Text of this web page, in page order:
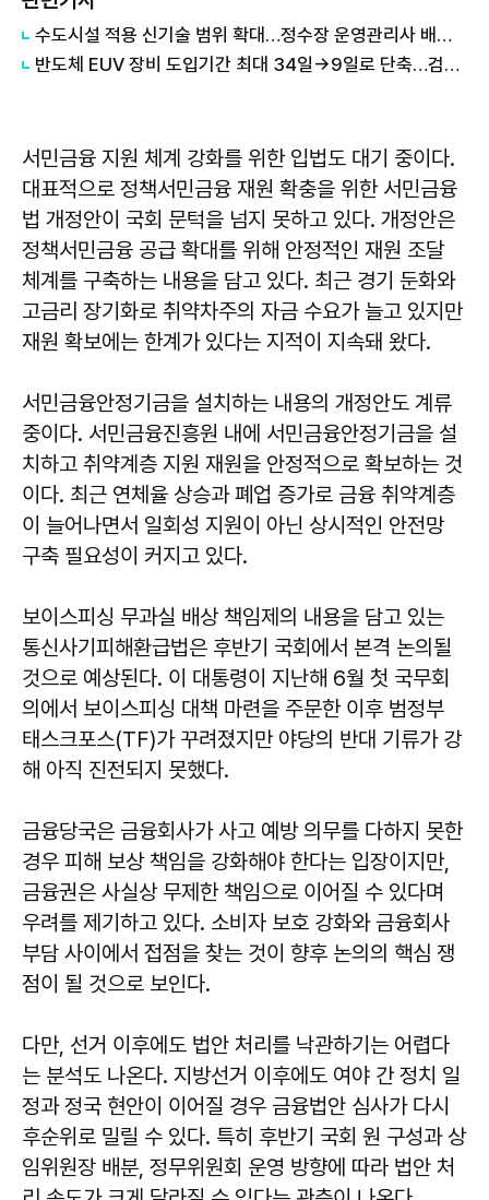
수도시설 적용 신기술 범위 확대…정수장 운영관리사 배치 기준 세분화
반도체 EUV 장비 도입기간 최대 34일→9일로 단축…검사비용도 절감
서민금융 지원 체계 강화를 위한 입법도 대기 중이다.
대표적으로 정책서민금융 재원 확충을 위한 서민금융
법 개정안이 국회 문턱을 넘지 못하고 있다. 개정안은
정책서민금융 공급 확대를 위해 안정적인 재원 조달
체계를 구축하는 내용을 담고 있다. 최근 경기 둔화와
고금리 장기화로 취약차주의 자금 수요가 늘고 있지만
재원 확보에는 한계가 있다는 지적이 지속돼 왔다.
서민금융안정기금을 설치하는 내용의 개정안도 계류
중이다. 서민금융진흥원 내에 서민금융안정기금을 설
치하고 취약계층 지원 재원을 안정적으로 확보하는 것
이다. 최근 연체율 상승과 폐업 증가로 금융 취약계층
이 늘어나면서 일회성 지원이 아닌 상시적인 안전망
구축 필요성이 커지고 있다.
보이스피싱 무과실 배상 책임제의 내용을 담고 있는
통신사기피해환급법은 후반기 국회에서 본격 논의될
것으로 예상된다. 이 대통령이 지난해 6월 첫 국무회
의에서 보이스피싱 대책 마련을 주문한 이후 범정부
태스크포스(TF)가 꾸려졌지만 야당의 반대 기류가 강
해 아직 진전되지 못했다.
금융당국은 금융회사가 사고 예방 의무를 다하지 못한
경우 피해 보상 책임을 강화해야 한다는 입장이지만,
금융권은 사실상 무제한 책임으로 이어질 수 있다며
우려를 제기하고 있다. 소비자 보호 강화와 금융회사
부담 사이에서 접점을 찾는 것이 향후 논의의 핵심 쟁
점이 될 것으로 보인다.
다만, 선거 이후에도 법안 처리를 낙관하기는 어렵다
는 분석도 나온다. 지방선거 이후에도 여야 간 정치 일
정과 정국 현안이 이어질 경우 금융법안 심사가 다시
후순위로 밀릴 수 있다. 특히 후반기 국회 원 구성과 상
임위원장 배분, 정무위원회 운영 방향에 따라 법안 처